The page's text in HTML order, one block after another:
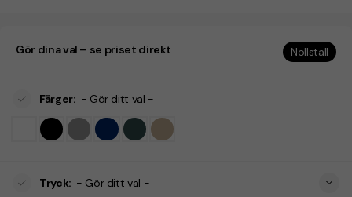
Gör dina val – se priset direkt Nollställ
Färger: - Gör ditt val -
Tryck: - Gör ditt val -